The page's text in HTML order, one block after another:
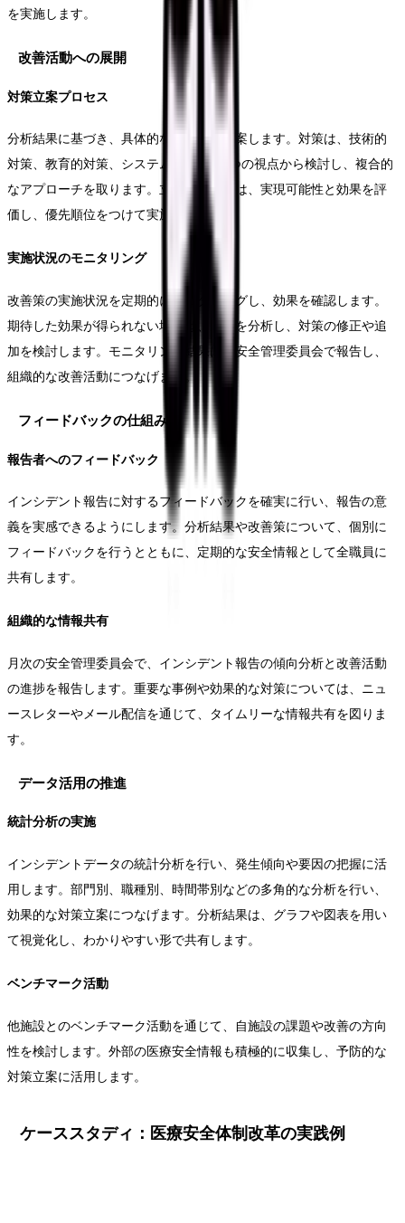
を実施します。
改善活動への展開
対策立案プロセス
分析結果に基づき、具体的な改善策を立案します。対策は、技術的
対策、教育的対策、システム的対策の3つの視点から検討し、複合的
なアプローチを取ります。立案した対策は、実現可能性と効果を評
価し、優先順位をつけて実施します。
実施状況のモニタリング
改善策の実施状況を定期的にモニタリングし、効果を確認します。
期待した効果が得られない場合は、原因を分析し、対策の修正や追
加を検討します。モニタリング結果は、安全管理委員会で報告し、
組織的な改善活動につなげます。
フィードバックの仕組み
報告者へのフィードバック
インシデント報告に対するフィードバックを確実に行い、報告の意
義を実感できるようにします。分析結果や改善策について、個別に
フィードバックを行うとともに、定期的な安全情報として全職員に
共有します。
組織的な情報共有
月次の安全管理委員会で、インシデント報告の傾向分析と改善活動
の進捗を報告します。重要な事例や効果的な対策については、ニュ
ースレターやメール配信を通じて、タイムリーな情報共有を図りま
す。
データ活用の推進
統計分析の実施
インシデントデータの統計分析を行い、発生傾向や要因の把握に活
用します。部門別、職種別、時間帯別などの多角的な分析を行い、
効果的な対策立案につなげます。分析結果は、グラフや図表を用い
て視覚化し、わかりやすい形で共有します。
ベンチマーク活動
他施設とのベンチマーク活動を通じて、自施設の課題や改善の方向
性を検討します。外部の医療安全情報も積極的に収集し、予防的な
対策立案に活用します。
ケーススタディ：医療安全体制改革の実践例